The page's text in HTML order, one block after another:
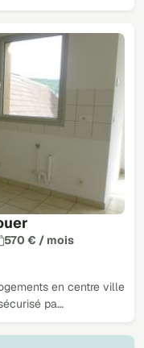
570 € / mois
en centre ville
pa…